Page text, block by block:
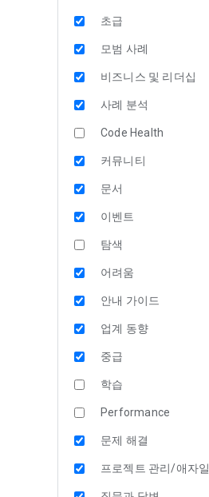
초급
모범 사례
비즈니스 및 리더십
사례 분석
Code Health
커뮤니티
문서
이벤트
탐색
어려움
안내 가이드
업계 동향
중급
학습
Performance
문제 해결
프로젝트 관리/애자일